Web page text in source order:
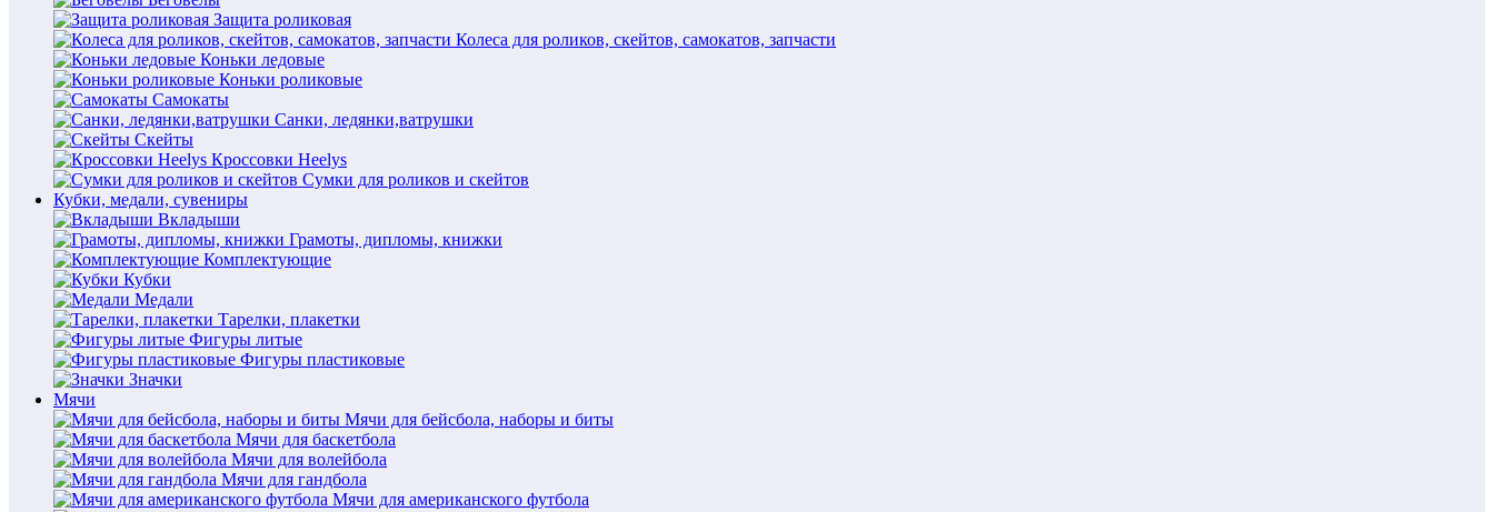
Защита роликовая
Колеса для роликов, скейтов, самокатов, запчасти
Коньки ледовые
Коньки роликовые
Самокаты
Санки, ледянки,ватрушки
Скейты
Кроссовки Heelys
Сумки для роликов и скейтов
Кубки, медали, сувениры
Вкладыши
Грамоты, дипломы, книжки
Комплектующие
Кубки
Медали
Тарелки, плакетки
Фигуры литые
Фигуры пластиковые
Значки
Мячи
Мячи для бейсбола, наборы и биты
Мячи для баскетбола
Мячи для волейбола
Мячи для гандбола
Мячи для американского футбола